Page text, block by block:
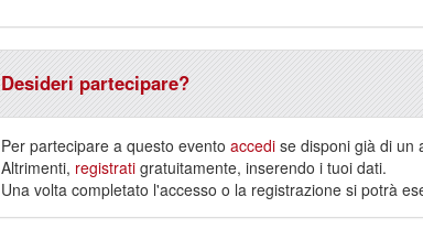
Desideri partecipare?
Per partecipare a questo evento accedi se disponi già di un
Altrimenti, registrati gratuitamente, inserendo i tuoi dati.
Una volta completato l'accesso o la registrazione si potrà